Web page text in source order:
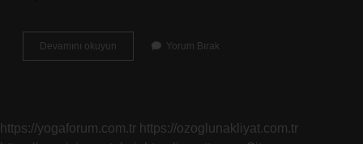
Devamını okuyun Domates
Sezonu
Yorum Bırak
https://yogaforum.com.tr https://ozoglunakliyat.com.tr